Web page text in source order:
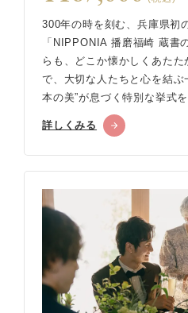
300年の時を刻む、兵庫県初
「NIPPONIA 播磨福崎 蔵書
らも、どこか懐かしくあた
で、大切な人たちと心を結ぶ
本の美”が息づく特別な挙式を
詳しくみる